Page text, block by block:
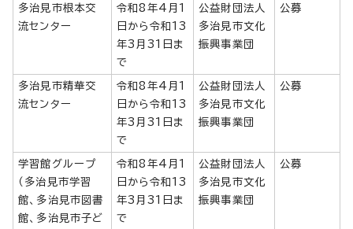
多治見市根本交
流センター
令和8年4月1
日から令和13
年3月31日ま
で
公益財団法人
多治見市文化
振興事業団
公募
多治見市精華交
流センター
令和8年4月1
日から令和13
年3月31日ま
で
公益財団法人
多治見市文化
振興事業団
公募
学習館グループ
（多治見市学習
館、多治見市図書
館、多治見市子ど
令和8年4月1
日から令和13
年3月31日ま
で
公益財団法人
多治見市文化
振興事業団
公募